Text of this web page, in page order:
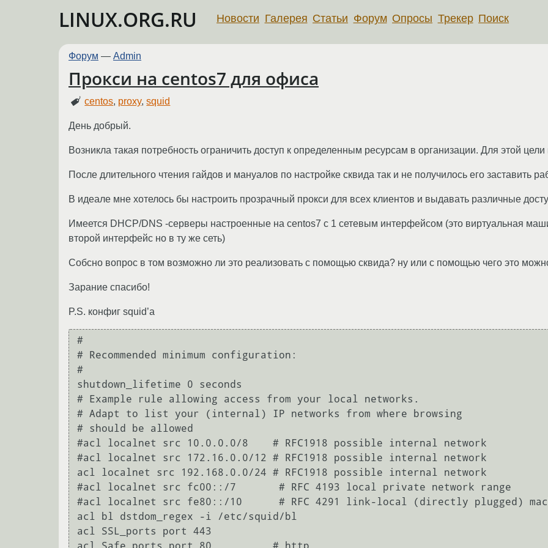
LINUX.ORG.RU Новости Галерея Статьи Форум Опросы Трекер Поиск
Форум — Admin
Прокси на centos7 для офиса
centos, proxy,squid
День добрый.
Возникла такая потребность ограничить доступ к определенным ресурсам в организации. Для этой
После длительного чтения гайдов и мануалов по настройке сквида так и не получилось его заставить
В идеале мне хотелось бы настроить прозрачный прокси для всех клиентов и выдавать различные
Имеется DHCP/DNS -серверы настроенные на centos7 c 1 сетевым интерфейсом (это виртуальная
второй интерфейс но в ту же сеть)
Собсно вопрос в том возможно ли это реализовать с помощью сквида? ну или с помощью чего это
Зарание спасибо!
P.S. конфиг squid’а
#
# Recommended minimum configuration:
#
shutdown_lifetime 0 seconds
# Example rule allowing access from your local networks.
# Adapt to list your (internal) IP networks from where browsing
# should be allowed
#acl localnet src 10.0.0.0/8	# RFC1918 possible internal network
#acl localnet src 172.16.0.0/12	# RFC1918 possible internal network
acl localnet src 192.168.0.0/24	# RFC1918 possible internal network
#acl localnet src fc00::/7       # RFC 4193 local private network range
#acl localnet src fe80::/10      # RFC 4291 link-local (directly plugged)
acl bl dstdom_regex -i /etc/squid/bl
acl SSL_ports port 443